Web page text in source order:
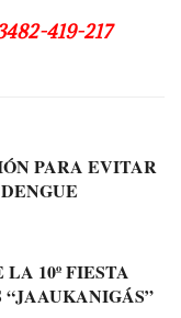
419-217
PARA EVITAR
10º FIESTA